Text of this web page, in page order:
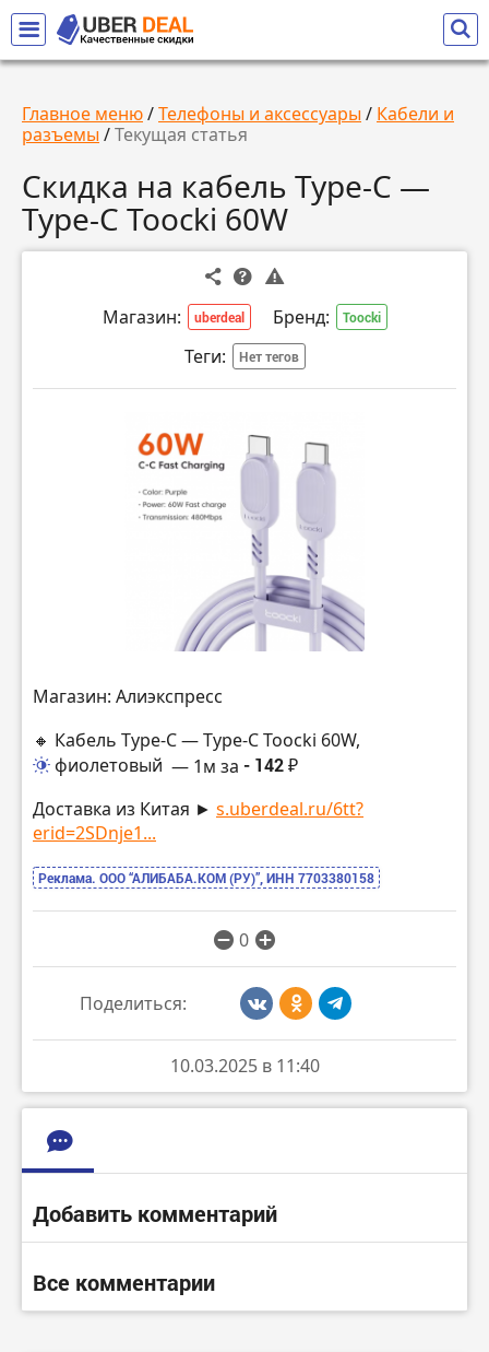
Главное меню/Телефоны и аксессуары / Кабели и
разъемы /Текущая статья
Скидка на кабель Type-C —
Type-C Toocki 60W
Магазин: uberdeal Бренд: Toocki
Теги: Нет тегов
Магазин: Алиэкспресс
🔸 Кабель Type-C — Type-C Toocki 60W,
фиолетовый — 1м за - 142 ₽
Доставка из Китая ► s.uberdeal.ru/6tt?
erid=2SDnje1...
Реклама. ООО “АЛИБАБА.КОМ (РУ)”, ИНН 7703380158
0
Поделиться:
10.03.2025 в 11:40
Добавить комментарий
Все комментарии